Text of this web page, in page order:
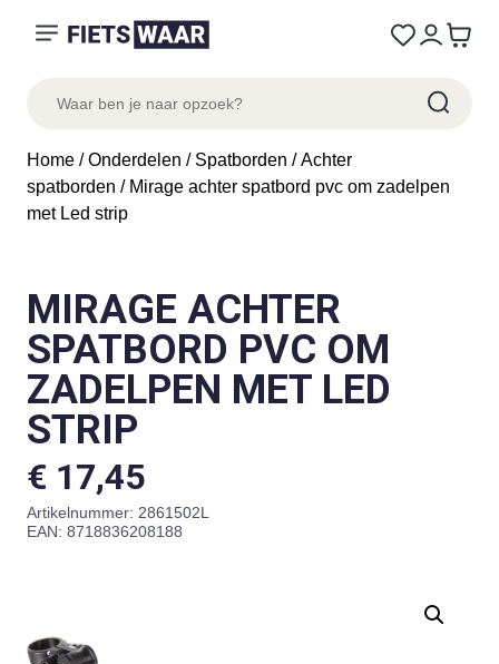
Home /Onderdelen / Spatborden /Achter
spatborden / Mirage achter spatbord pvc om zadelpen
met Led strip
MIRAGE ACHTER
SPATBORD PVC OM
ZADELPEN MET LED
STRIP
€ 17,45
Artikelnummer: 2861502L
EAN: 8718836208188